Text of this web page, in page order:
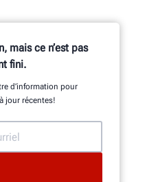
mais ce n’est pas
fini.
d’information pour
jour récentes!